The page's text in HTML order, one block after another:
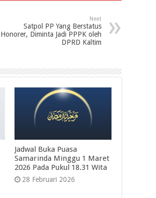
Next
Satpol PP Yang Berstatus
Honorer, Diminta Jadi PPPK oleh
DPRD Kaltim
Jadwal Buka Puasa
Samarinda Minggu 1 Maret
2026 Pada Pukul 18.31 Wita
28 Februari 2026